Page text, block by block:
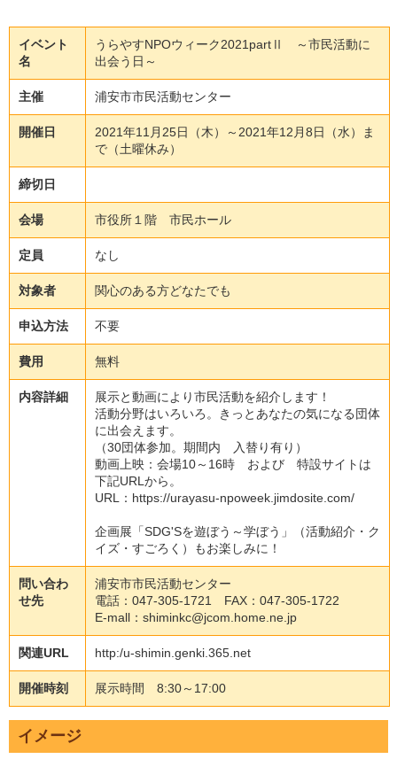
イベント
名
うらやすNPOウィーク2021partⅡ ～市民活動に
出会う日～
主催 浦安市市民活動センター
開催日 2021年1 1 月 25日 （木） ～ 2021年1 2 月8日 （水）
ま
で （土曜休み）
締切日
会場 市役所 １ 階 市民ホール
定員 な し
対象者 関心のある方どなたでも
申込方法 不要
費用 無料
内容詳細 展示と動画に よ り市民活動を紹介 し ます ！
活動分野はいろいろ 。 き っ と あなたの気になる団体
に出会え ます。
（30団体参加。 期間内 入替り有り ）
動画 上映 ： 会場10～ 16時 および 特設サイ ト は
下記URL から 。
URL ： https://urayasu-npoweek jimdosite com/
企画展 「SDG'Sを遊ぼう ～学ぼう 」 （活動紹介 ・ ク
イ ズ ・ すごろ く ） もお楽 しみに ！
問い合わ
せ先
浦安市市民活動センター
電話 ： 047-305-1721 FAX ： 047-305-1722
E-mall ： shiminkc@jcom home ne jp
関連URL http:/u-shimin genki 365 net
開催時刻 展示時間 8:30～ 17:00
イメージ